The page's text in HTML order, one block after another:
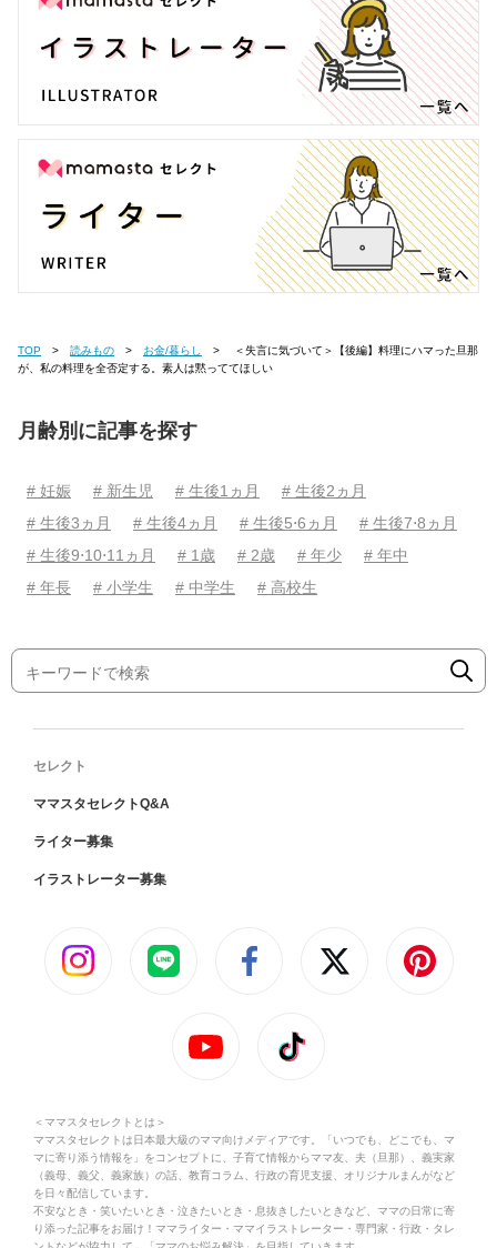
TOP 読みもの お金/暮らし
が、私の料理を全否定する。素人は黙っててほしい
月齢別に記事を探す
# 妊娠 # 新生児 # 生後1ヵ月
# 生後2ヵ月
# 生後3ヵ月
# 生後4ヵ月 # 生後5⋅6ヵ月
# 生後7⋅8ヵ月
# 生後9⋅10⋅11ヵ月
# 1歳 # 2歳 # 年少
# 年中
# 年長
# 小学生 # 中学生 # 高校生
セレクト
ママスタセレクトQ&A
ライター募集
イラストレーター募集
＜ママスタセレクトとは＞
ママスタセレクトは日本最大級のママ向けメディアです。「いつでも、どこでも、マ
マに寄り添う情報を」をコンセプトに、子育て情報からママ友、夫（旦那）、義実家
（義母、義父、義家族）の話、教育コラム、行政の育児支援、オリジナルまんがなど
を日々配信しています。
不安なとき・笑いたいとき・泣きたいとき・息抜きしたいときなど、ママの日常に寄
り添った記事をお届け！ママライター・ママイラストレーター・専門家・行政・タレ